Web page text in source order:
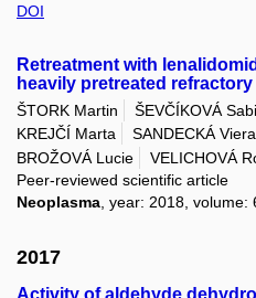
DOI
Retreatment with
heavily pretreated
ŠTORK Martin ŠEVČÍKOVÁ
KREJČÍ Marta
SANDECKÁ Viera
BROŽOVÁ Lucie
VELICHOVÁ
Peer-reviewed scientific article
Neoplasma , year: 2018, volume:
2017
Activity of aldehyde